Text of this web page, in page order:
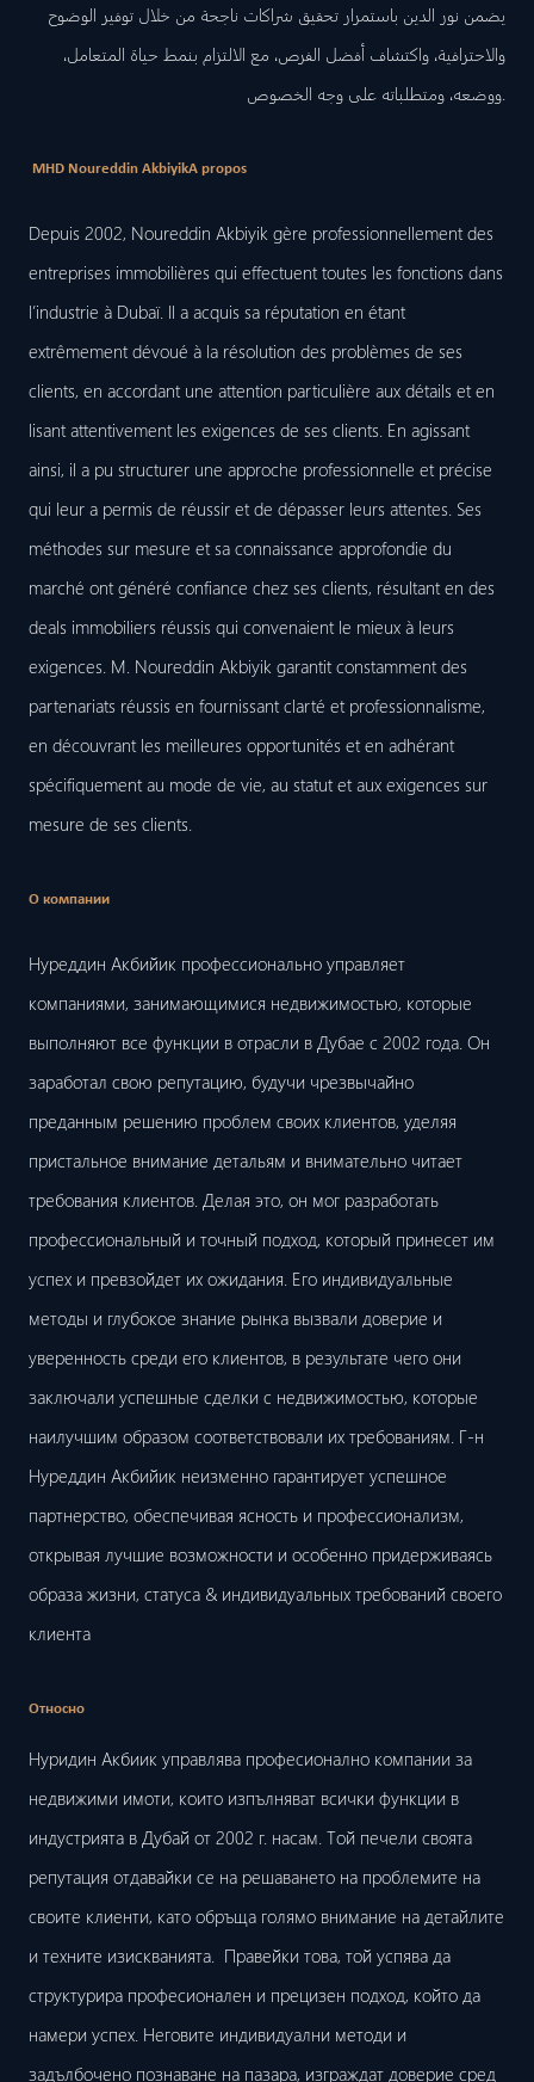
يضمن نور الدين باستمرار تحقيق شراكات ناجحة من خلال توفير الوضوح
والاحترافية، واكتشاف أفضل الفرص، مع الالتزام بنمط حياة المتعامل،
MHD Noureddin AkbiyikA propos
Depuis 2002, Noureddin Akbiyik gère professionnellement des
entreprises immobilières qui effectuent toutes les fonctions dans
l’industrie à Dubaï. Il a acquis sa réputation en étant
extrêmement dévoué à la résolution des problèmes de ses
clients, en accordant une attention particulière aux détails et en
lisant attentivement les exigences de ses clients. En agissant
ainsi, il a pu structurer une approche professionnelle et précise
qui leur a permis de réussir et de dépasser leurs attentes. Ses
méthodes sur mesure et sa connaissance approfondie du
marché ont généré confiance chez ses clients, résultant en des
deals immobiliers réussis qui convenaient le mieux à leurs
exigences. M. Noureddin Akbiyik garantit constamment des
partenariats réussis en fournissant clarté et professionnalisme,
en découvrant les meilleures opportunités et en adhérant
spécifiquement au mode de vie, au statut et aux exigences sur
mesure de ses clients.
О компании
Нуреддин Акбийик профессионально управляет
компаниями, занимающимися недвижимостью, которые
выполняют все функции в отрасли в Дубае с 2002 года. Он
заработал свою репутацию, будучи чрезвычайно
преданным решению проблем своих клиентов, уделяя
пристальное внимание детальям и внимательно читает
требования клиентов. Делая это, он мог разработать
профессиональный и точный подход, который принесет им
успех и превзойдет их ожидания. Его индивидуальные
методы и глубокое знание рынка вызвали доверие и
уверенность среди его клиентов, в результате чего они
заключали успешные сделки с недвижимостью, которые
наилучшим образом соответствовали их требованиям. Г-н
Нуреддин Акбийик неизменно гарантирует успешное
партнерство, обеспечивая ясность и профессионализм,
открывая лучшие возможности и особенно придерживаясь
образа жизни, статуса & индивидуальных требований своего
клиента
Относно
Нуридин Акбиик управлява професионално компании за
недвижими имоти, които изпълняват всички функции в
индустрията в Дубай от 2002 г. насам. Той печели своята
репутация отдавайки се на решаването на проблемите на
своите клиенти, като обръща голямо внимание на детайлите
и техните изискванията. Правейки това, той успява да
структурира професионален и прецизен подход, който да
намери успех. Неговите индивидуални методи и
задълбочено познаване на пазара, изграждат доверие сред